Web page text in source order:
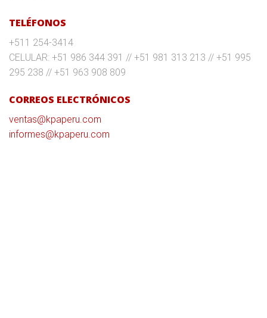
TELÉFONOS
+511 254-3414
CELULAR: +51 986 344 391 // +51 981 313 213 // +51 995
295 238 // +51 963 908 809
CORREOS ELECTRÓNICOS
ventas@kpaperu.com
informes@kpaperu.com